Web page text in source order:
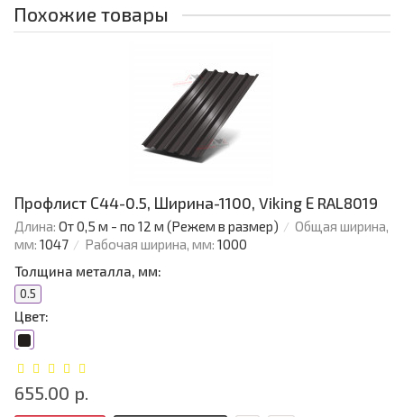
Похожие товары
Профлист С44-0.5, Ширина-1100, Viking Е RAL8019
Длина: От 0,5 м - по 12 м (Режем в размер)
Общая ширина,
мм: 1047 Рабочая ширина, мм: 1000
Толщина металла, мм:
0.5
Цвет:
655.00 р.